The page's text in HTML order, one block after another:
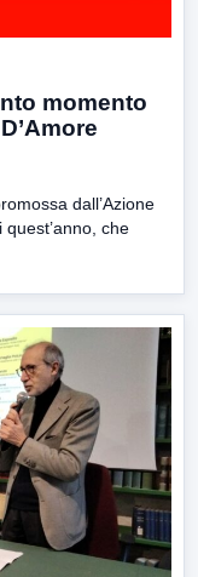
momento
dall’Azione
che